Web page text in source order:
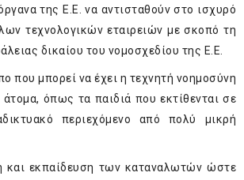
της Ε.Ε. να αντισταθούν στο ισχυρό
τεχνολογικών εταιρειών με σκοπό τη
δικαίου του νομοσχεδίου της Ε.Ε.
που μπορεί να έχει η τεχνητή νοημοσύνη
όπως τα παιδιά που εκτίθενται σε
περιεχόμενο από πολύ μικρή
και εκπαίδευση των καταναλωτών ώστε